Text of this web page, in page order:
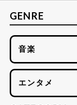
GENRE
音楽
エンタメ